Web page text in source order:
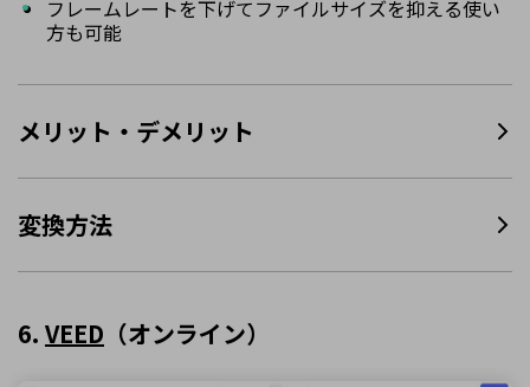
フレームレートを下げてファイルサイズを抑える使い
方も可能
メリット・デメリット
変換方法
6. VEED （オンライン）